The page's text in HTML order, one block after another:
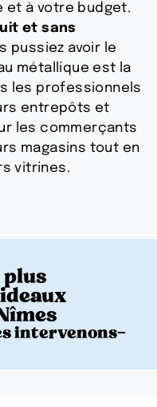
et à votre budget.
et sans
pussiez avoir le
métallique est la
les professionnels
entrepôts et
les commerçants
magasins tout en
vitrines.
plus
intervenons-